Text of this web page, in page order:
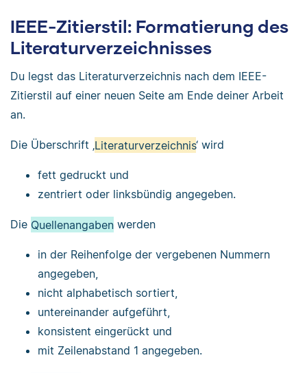
IEEE-Zitierstil: Formatierung des
Literaturverzeichnisses
Du legst das Literaturverzeichnis nach dem IEEE-
Zitierstil auf einer neuen Seite am Ende deiner Arbeit
an.
Die Überschrift ‚Literaturverzeichnis‘ wird
fett gedruckt und
zentriert oder linksbündig angegeben.
Die Quellenangaben werden
in der Reihenfolge der vergebenen Nummern
angegeben,
nicht alphabetisch sortiert,
untereinander aufgeführt,
konsistent eingerückt und
mit Zeilenabstand 1 angegeben.